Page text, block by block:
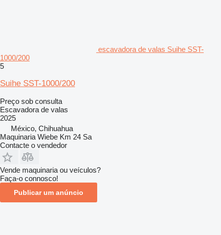
escavadora de valas Suihe SST-
1000/200
5
Suihe SST-1000/200
Preço sob consulta
Escavadora de valas
2025
México, Chihuahua
Maquinaria Wiebe Km 24 Sa
Contacte o vendedor
Vende maquinaria ou veículos?
Faça-o connosco!
Publicar um anúncio